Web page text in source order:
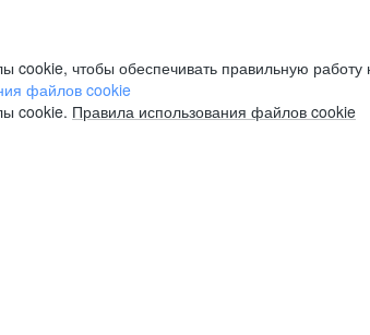
чтобы обеспечивать правильную работу
файлов cookie
cookie. Правила использования файлов cookie